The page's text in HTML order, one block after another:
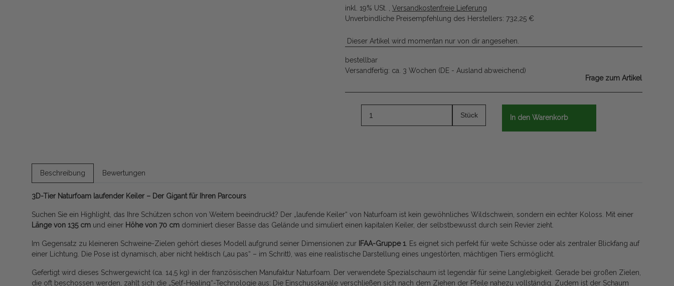
inkl. 19% USt. , Versandkostenfreie Lieferung
Unverbindliche Preisempfehlung des Herstellers: 732,25 €
Dieser Artikel wird momentan nur von dir angesehen.
bestellbar
Versandfertig: ca. 3 Wochen (DE - Ausland abweichend)
Frage zum Artikel
Stück In den Warenkorb
Beschreibung Bewertungen
3D-Tier Naturfoam laufender Keiler – Der Gigant für Ihren Parcours
Suchen Sie ein Highlight, das Ihre Schützen schon von Weitem beeindruckt? Der „laufende Keiler“ von Naturfoam ist kein gewöhnliches Wildschwein, sondern ein echter Koloss. Mit einer
Länge von 135 cm und einer Höhe von 70 cm dominiert dieser Basse das Gelände und simuliert einen kapitalen Keiler, der selbstbewusst durch sein Revier zieht.
Im Gegensatz zu kleineren Schweine-Zielen gehört dieses Modell aufgrund seiner Dimensionen zur IFAA-Gruppe 1. Es eignet sich perfekt für weite Schüsse oder als zentraler Blickfang auf
einer Lichtung. Die Pose ist dynamisch, aber nicht hektisch („au pas“ – im Schritt), was eine realistische Darstellung eines ungestörten, mächtigen Tiers ermöglicht.
Gefertigt wird dieses Schwergewicht (ca. 14,5 kg) in der französischen Manufaktur Naturfoam. Der verwendete Spezialschaum ist legendär für seine Langlebigkeit. Gerade bei großen Zielen,
die oft beschossen werden, zahlt sich die „Self-Healing“-Technologie aus: Die Einschusskanäle verschließen sich nach dem Ziehen der Pfeile nahezu vollständig. Zudem ist der Schaum